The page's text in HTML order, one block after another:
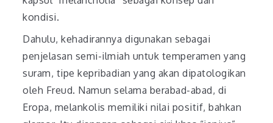
kondisi.
Dahulu, kehadirannya digunakan sebagai
penjelasan semi-ilmiah untuk temperamen yang
suram, tipe kepribadian yang akan dipatologikan
oleh Freud. Namun selama berabad-abad, di
Eropa, melankolis memiliki nilai positif, bahkan